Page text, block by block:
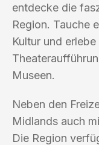
entdecke die
Region. Tauche
Kultur und
Museen.
Neben den
Midlands auch
Die Region